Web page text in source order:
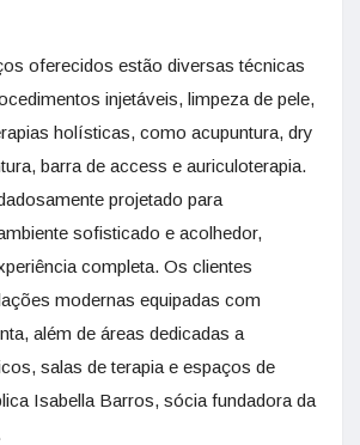
oferecidos estão diversas técnicas
injetáveis, limpeza de pele,
holísticas, como acupuntura, dry
barra de access e auriculoterapia.
projetado para
sofisticado e acolhedor,
completa. Os clientes
modernas equipadas com
além de áreas dedicadas a
salas de terapia e espaços de
Isabella Barros, sócia fundadora da